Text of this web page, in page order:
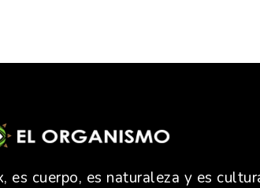
es cuerpo, es naturaleza y es